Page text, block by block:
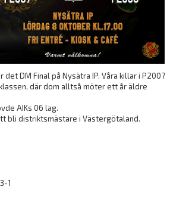
DM Final på Nysätra IP. Våra killar i P2007
där dom alltså möter ett år äldre
AIKs 06 lag.
bli distriktsmästare i Västergötaland.
1